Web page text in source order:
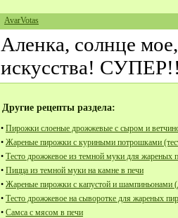
AvarVotas
Аленка, солнце
искусства!
Другие рецепты раздела:
• Пирожки слоеные дрожжевые с сыром и
• Жареные пирожки с куриными потрошками
• Тесто дрожжевое из темной муки для жареных
• Пицца из темной муки на камне в печи
• Жареные пирожки с капустой и шампиньонами
• Тесто дрожжевое на сыворотке для жареных
• Самса с мясом в печи